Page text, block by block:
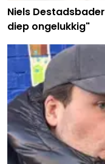
Niels
diep ongelukkig"